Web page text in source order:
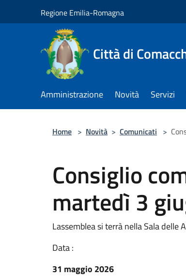
Regione Emilia-Romagna
Città di
Amministrazione Novità Servizi
Home > Novità > Comunicati >
Consiglio
martedì 3
Lassemblea si terrà nella Sala delle
Data :
31 maggio 2026